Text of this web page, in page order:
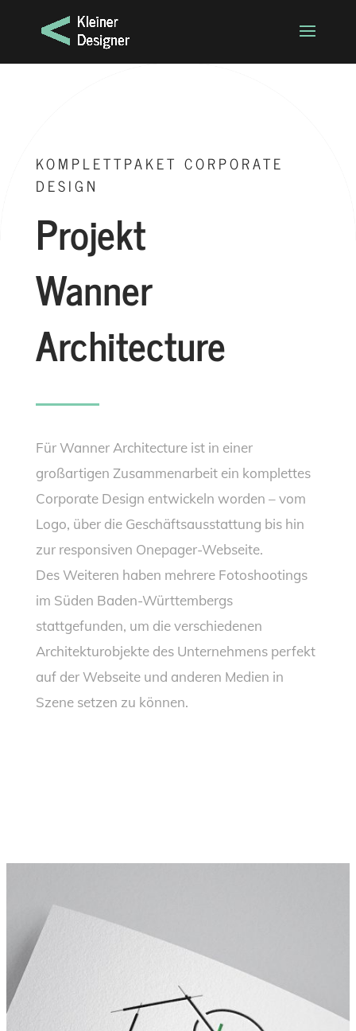
KOMPLETTPAKET CORPORATE
DESIGN
Projekt
Wanner
Architecture
Für Wanner Architecture ist in einer
großartigen Zusammenarbeit ein komplettes
Corporate Design entwickeln worden – vom
Logo, über die Geschäftsausstattung bis hin
zur responsiven Onepager-Webseite.
Des Weiteren haben mehrere Fotoshootings
im Süden Baden-Württembergs
stattgefunden, um die verschiedenen
Architekturobjekte des Unternehmens perfekt
auf der Webseite und anderen Medien in
Szene setzen zu können.